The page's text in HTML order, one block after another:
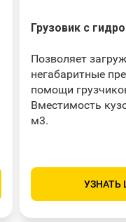
Грузовик с
Позволяет
негабаритные
помощи
Вместимость
м3.
УЗНАТЬ